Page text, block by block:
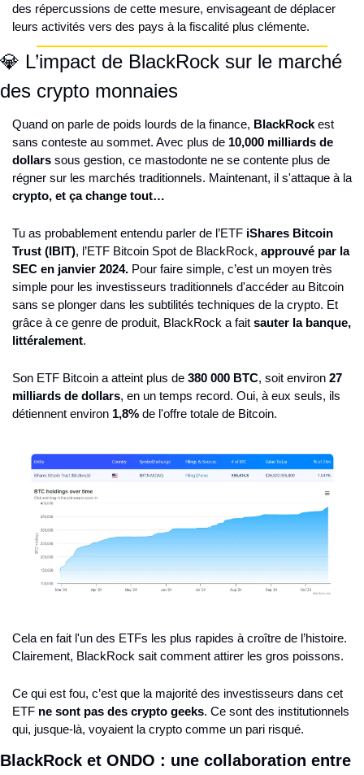
des répercussions de cette mesure, envisageant de déplacer
leurs activités vers des pays à la fiscalité plus clémente.
💎 L’impact de BlackRock sur le marché
des crypto monnaies
Quand on parle de poids lourds de la finance, BlackRock est
sans conteste au sommet. Avec plus de 10,000 milliards de
dollars sous gestion, ce mastodonte ne se contente plus de
crypto, et ça change tout…
Tu as probablement entendu parler de l’ETF iShares Bitcoin
Trust (IBIT), l’ETF Bitcoin Spot de BlackRock, approuvé par la
SEC en janvier 2024. Pour faire simple, c’est un moyen très
simple pour les investisseurs traditionnels d'accéder au Bitcoin
sans se plonger dans les subtilités techniques de la crypto. Et
grâce à ce genre de produit, BlackRock a fait sauter la banque,
littéralement.
Son ETF Bitcoin a atteint plus de 380 000 BTC, soit environ 27
milliards de dollars, en un temps record. Oui, à eux seuls, ils
détiennent environ 1,8% de l'offre totale de Bitcoin.
Cela en fait l'un des ETFs les plus rapides à croître de l’histoire.
Clairement, BlackRock sait comment attirer les gros poissons.
Ce qui est fou, c’est que la majorité des investisseurs dans cet
ETF ne sont pas des crypto geeks. Ce sont des institutionnels
qui, jusque-là, voyaient la crypto comme un pari risqué.
BlackRock et ONDO : une collaboration entre